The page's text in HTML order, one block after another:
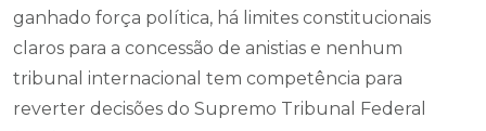
ganhado força política, há limites constitucionais
claros para a concessão de anistias e nenhum
tribunal internacional tem competência para
reverter decisões do Supremo Tribunal Federal